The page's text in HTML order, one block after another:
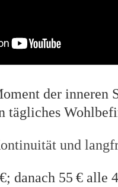
der inneren
tägliches
und
danach 55 € alle